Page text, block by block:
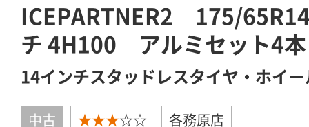
ICEPARTNER2 175/
チ 4H100 アルミセット4本
14インチスタッドレスタイヤ・ホイ
中古 ★★★☆☆ 各務原店